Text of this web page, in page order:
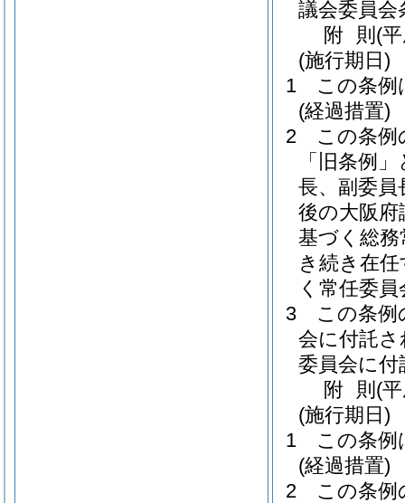
議会委員
附 則 (
(施行期日)
1
この条例
(経過措置)
2
この条例
「旧条例
長、副委
後の大阪府
基づく総
き続き在
く常任委
3
この条例
会に付託
委員会に
附 則 (
(施行期日)
1
この条例
(経過措置)
2
この条例